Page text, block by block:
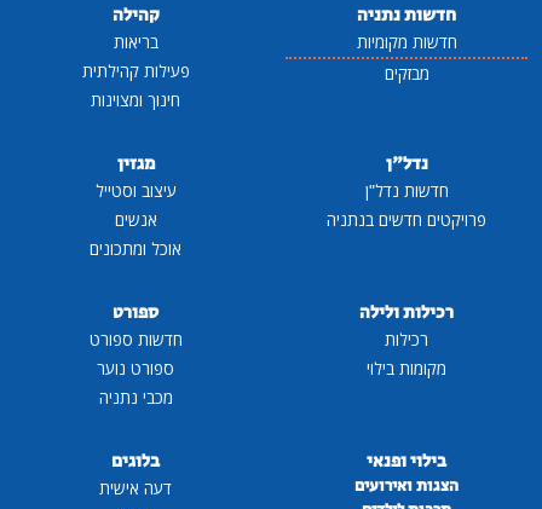
חדשות נתניה
חדשות מקומיות
מבזקים
קהילה
בריאות
פעילות קהילתית
חינוך ומצוינות
נדל"ן
חדשות נדל"ן
פרויקטים חדשים בנתניה
מגזין
עיצוב וסטייל
אנשים
אוכל ומתכונים
רכילות ולילה
רכילות
מקומות בילוי
ספורט
חדשות ספורט
ספורט נוער
מכבי נתניה
בילוי ופנאי
הצגות ואירועים
בלוגים
דעה אישית